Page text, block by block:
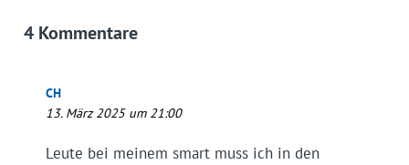
4 Kommentare
CH
13. März 2025 um 21:00
Leute bei meinem smart muss ich in den